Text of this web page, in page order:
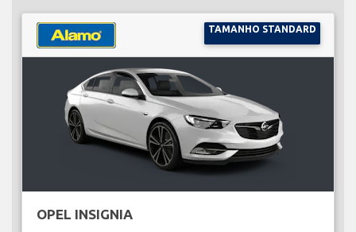
TAMANHO STANDARD
OPEL INSIGNIA